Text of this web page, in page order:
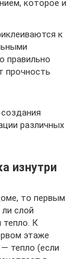
которое и
к
правильно
прочность
различных
изнутри
то первым
слой
тепло. К
этаже
тепло (если